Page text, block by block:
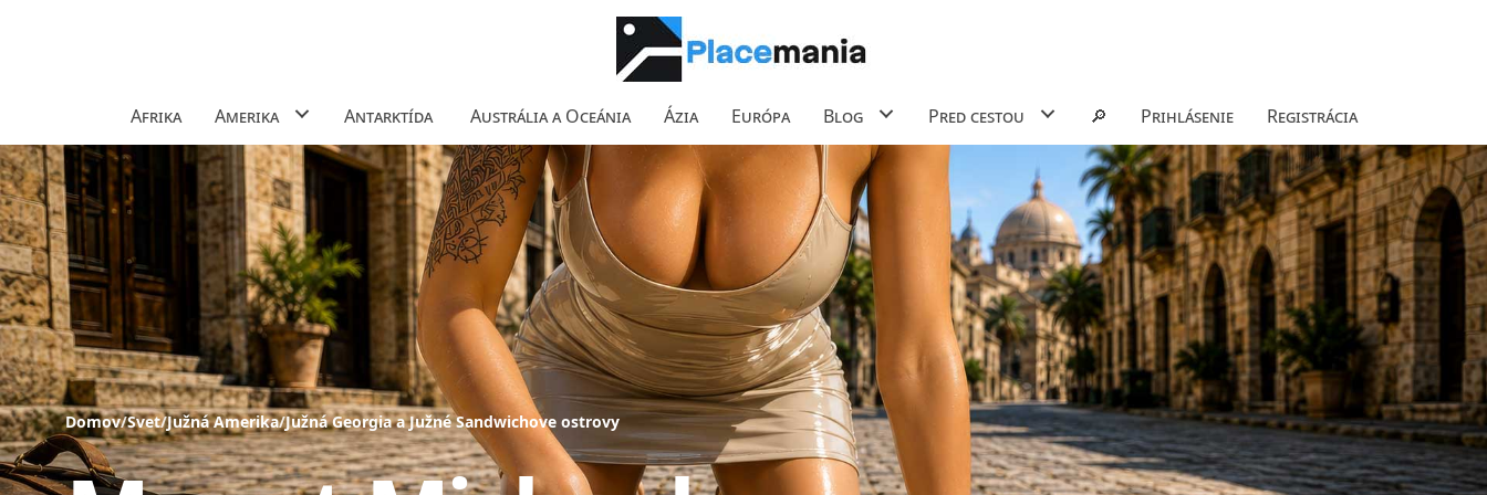
Afrika Amerika Antarktída Austrália a Oceánia Ázia Európa Blog Pred cestou 🔎 Prihlásenie Registrácia
Domov/Svet/Južná Amerika/Južná Georgia a Južné Sandwichove ostrovy